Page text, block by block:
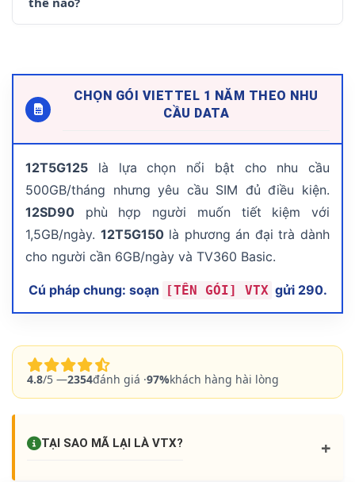
CHỌN GÓI VIETTEL 1 NĂM THEO NHU
CẦU DATA
12T5G125 là lựa chọn nổi bật cho nhu cầu
500GB/tháng nhưng yêu cầu SIM đủ điều kiện.
12SD90 phù hợp người muốn tiết kiệm với
1,5GB/ngày. 12T5G150là phương án đại trà dành
cho người cần 6GB/ngày và TV360 Basic.
Cú pháp chung: soạn [TÊN GÓI] VTX gửi 290.
4.8/5 —2354đánh giá ·97%khách hàng hài lòng
TẠI SAO MÃ LẠI LÀ VTX? +